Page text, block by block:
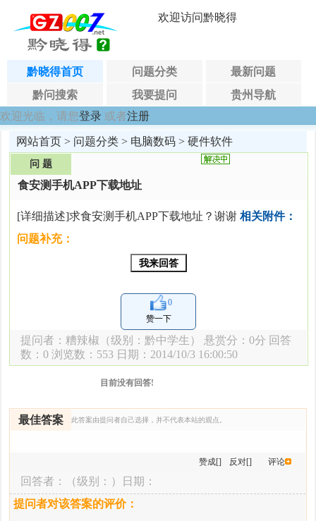
欢迎访问黔晓得
黔晓得首页 问题分类
最新问题
黔问搜索
我要提问
贵州导航
欢迎光临，请您登录 或者注册
网站首页 > 问题分类 > 电脑数码 >硬件软件
问 题
食安测手机APP下载地址
[详细描述]求食安测手机APP下载地址？谢谢 相关附件：
问题补充：
0
赞一下
提问者： 糟辣椒 （级别：黔中学生） 悬赏分：0分 回答
数：0 浏览数： 553 日期：2014/10/3 16:00:50
目前没有回答!
最佳答案 此答案由提问者自己选择，并不代表本站的观点。
赞成[] 反对[] 评论
回答者：
（级别：）日期：
提问者对该答案的评价：